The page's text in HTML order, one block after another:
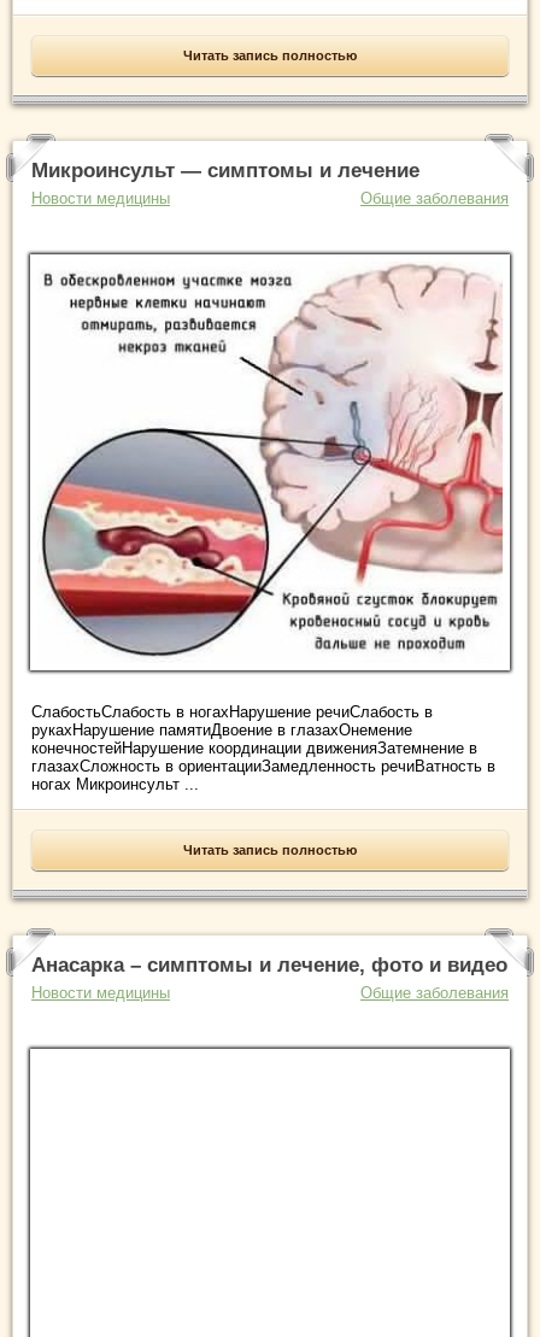
Читать запись полностью
Микроинсульт — симптомы и лечение
Новости медицины Общие заболевания
СлабостьСлабость в ногахНарушение речиСлабость в
рукахНарушение памятиДвоение в глазахОнемение
конечностейНарушение координации движенияЗатемнение в
глазахСложность в ориентацииЗамедленность речиВатность в
ногах Микроинсульт ...
Читать запись полностью
Анасарка – симптомы и лечение, фото и видео
Новости медицины Общие заболевания